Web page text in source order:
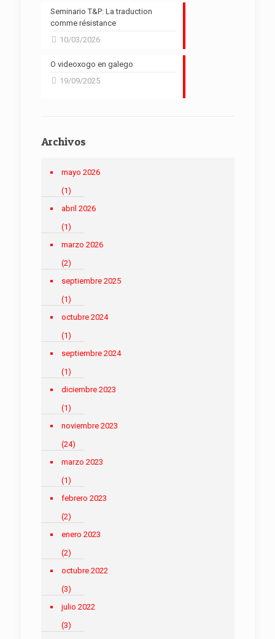
Seminario T&P: La traduction
comme résistance
10/03/2026
O videoxogo en galego
19/09/2025
Archivos
mayo 2026
(1)
abril 2026
(1)
marzo 2026
(2)
septiembre 2025
(1)
octubre 2024
(1)
septiembre 2024
(1)
diciembre 2023
(1)
noviembre 2023
(24)
marzo 2023
(1)
febrero 2023
(2)
enero 2023
(2)
octubre 2022
(3)
julio 2022
(3)